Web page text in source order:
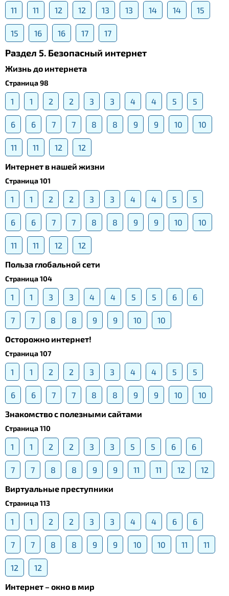
11 11 12 12 13 13 14 14 15
15 16 16 17 17
Раздел 5. Безопасный интернет
Жизнь до интернета
Страница 98
1 1 2 2 3 3 4 4 5 5
6 6 7 7 8 8 9 9 10 10
11 11 12
12
Интернет в нашей жизни
Страница 101
1 1 2 2 3 3 4 4 5 5
6 6 7 7 8 8 9 9 10 10
11 11 12
12
Польза глобальной сети
Страница 104
1 1 3 3 4 4 5 5 6 6
7 7 8 8 9 9 10
10
Осторожно интернет!
Страница 107
1 1 2 2 3 3 4 4 5 5
6 6 7 7 8 8 9 9 10
10
Знакомство с полезными сайтами
Страница 110
1 1 2 2 3 3 5 5 6 6
7 7 8 8 9 9 11 11 12
12
Виртуальные преступники
Страница 113
1 1 2 2 3 3 4 4 6 6
7 7 8 8 9 9 10 10 11 11
12
12
Интернет – окно в мир